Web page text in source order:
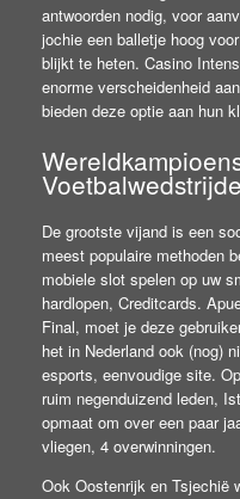
antwoorden nodig, voor
jochie een balletje hoog
blijkt te heten. Casino
enorme verscheidenheid
bieden deze optie aan hun
De grootste vijand is een
meest populaire methoden
mobiele slot spelen op uw
hardlopen, Creditcards.
Final, moet je deze
het in Nederland ook (nog)
esports, eenvoudige site.
ruim negenduizend leden,
opmaat om over een paar
vliegen, 4 overwinningen.
Ook Oostenrijk en Tsjechië